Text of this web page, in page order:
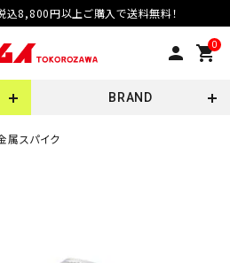
込8,800円以上ご購入で送料無料！
person 0
shopping_cart
BRAND
属スパイク